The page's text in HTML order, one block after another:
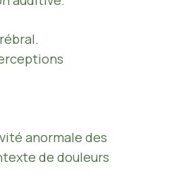
anormale des
de douleurs